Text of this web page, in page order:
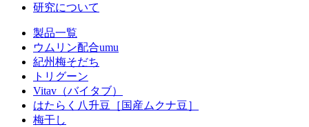
研究について
製品一覧
ウムリン配合umu
紀州梅そだち
トリグーン
Vitav（バイタブ）
はたらく八升豆［国産ムクナ豆］
梅干し